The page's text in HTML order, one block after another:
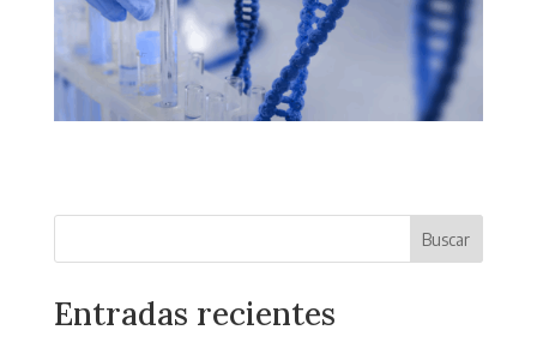
Buscar
Entradas recientes